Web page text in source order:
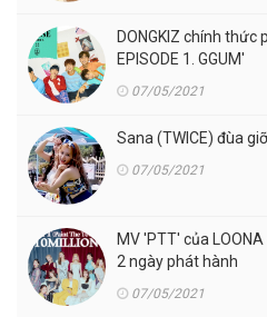
DONGKIZ chính thức
EPISODE 1. GGUM'
07/05/2021
Sana (TWICE) đùa
07/05/2021
MV 'PTT' của
2 ngày phát hành
07/05/2021